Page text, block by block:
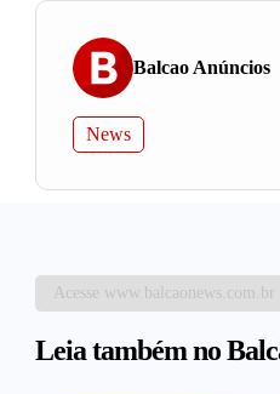
Balcao Anúncios
News
Acesse www.balcaonews.com.br
Leia também no